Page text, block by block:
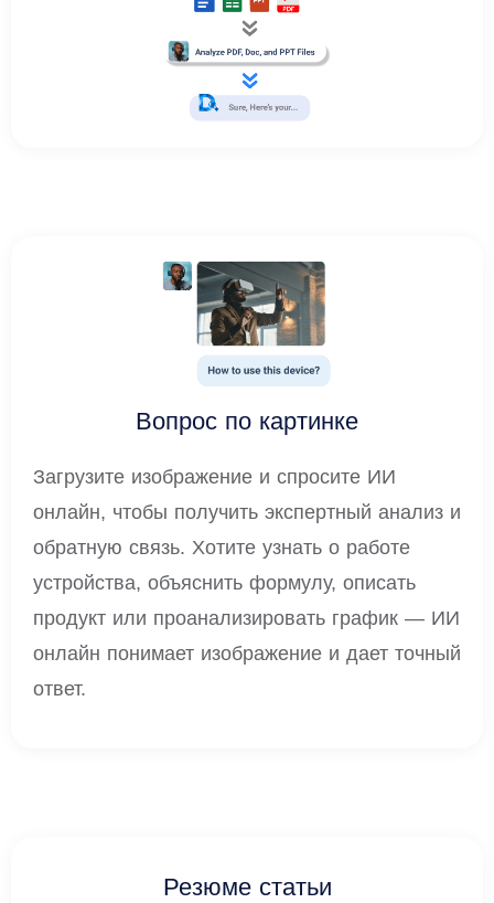
Вопрос по картинке
Загрузите изображение и спросите ИИ
онлайн, чтобы получить экспертный анализ и
обратную связь. Хотите узнать о работе
устройства, объяснить формулу, описать
продукт или проанализировать график — ИИ
онлайн понимает изображение и дает точный
ответ.
Резюме статьи